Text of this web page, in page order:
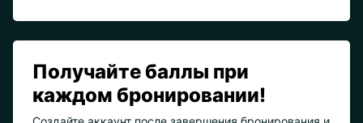
Получайте баллы при
каждом бронировании!